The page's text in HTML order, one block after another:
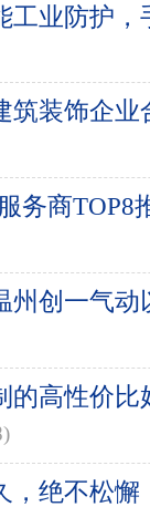
工业防护，
筑装饰企业
务商TOP8
州创一气动
的高性价比
，绝不松懈